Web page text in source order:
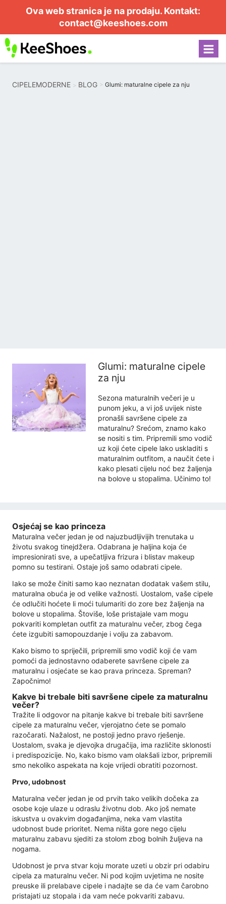
Ova web stranica je na prodaju. Kontakt:
contact@keeshoes.com
CIPELEMODERNE BLOG Glumi: maturalne cipele za nju
Glumi: maturalne cipele
za nju
Sezona maturalnih večeri je u
punom jeku, a vi još uvijek niste
pronašli savršene cipele za
maturalnu? Srećom, znamo kako
se nositi s tim. Pripremili smo vodič
uz koji ćete cipele lako uskladiti s
maturalnim outfitom, a naučit ćete i
kako plesati cijelu noć bez žaljenja
na bolove u stopalima. Učinimo to!
Osjećaj se kao princeza
Maturalna večer jedan je od najuzbudljivijih trenutaka u
životu svakog tinejdžera. Odabrana je haljina koja će
impresionirati sve, a upečatljiva frizura i blistav makeup
pomno su testirani. Ostaje još samo odabrati cipele.
Iako se može činiti samo kao neznatan dodatak vašem stilu,
maturalna obuća je od velike važnosti. Uostalom, vaše cipele
će odlučiti hoćete li moći tulumariti do zore bez žaljenja na
bolove u stopalima. Štoviše, loše pristajale vam mogu
pokvariti kompletan outfit za maturalnu večer, zbog čega
ćete izgubiti samopouzdanje i volju za zabavom.
Kako bismo to spriječili, pripremili smo vodič koji će vam
pomoći da jednostavno odaberete savršene cipele za
maturalnu i osjećate se kao prava princeza. Spreman?
Započnimo!
Kakve bi trebale biti savršene cipele za maturalnu
večer?
Tražite li odgovor na pitanje kakve bi trebale biti savršene
cipele za maturalnu večer, vjerojatno ćete se pomalo
razočarati. Nažalost, ne postoji jedno pravo rješenje.
Uostalom, svaka je djevojka drugačija, ima različite sklonosti
i predispozicije. No, kako bismo vam olakšali izbor, pripremili
smo nekoliko aspekata na koje vrijedi obratiti pozornost.
Prvo, udobnost
Maturalna večer jedan je od prvih tako velikih dočeka za
osobe koje ulaze u odraslu životnu dob. Ako još nemate
iskustva u ovakvim događanjima, neka vam vlastita
udobnost bude prioritet. Nema ništa gore nego cijelu
maturalnu zabavu sjediti za stolom zbog bolnih žuljeva na
nogama.
Udobnost je prva stvar koju morate uzeti u obzir pri odabiru
cipela za maturalnu večer. Ni pod kojim uvjetima ne nosite
preuske ili prelabave cipele i nadajte se da će vam čarobno
pristajati uz stopala i da vam neće pokvariti zabavu.